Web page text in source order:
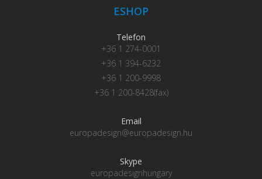
ESHOP
Telefon
+36 1 274-0001
+36 1 394-6232
+36 1 200-9998
+36 1 200-8428(fax)
Email
europadesign@europadesign.hu
Skype
europadesignhungary